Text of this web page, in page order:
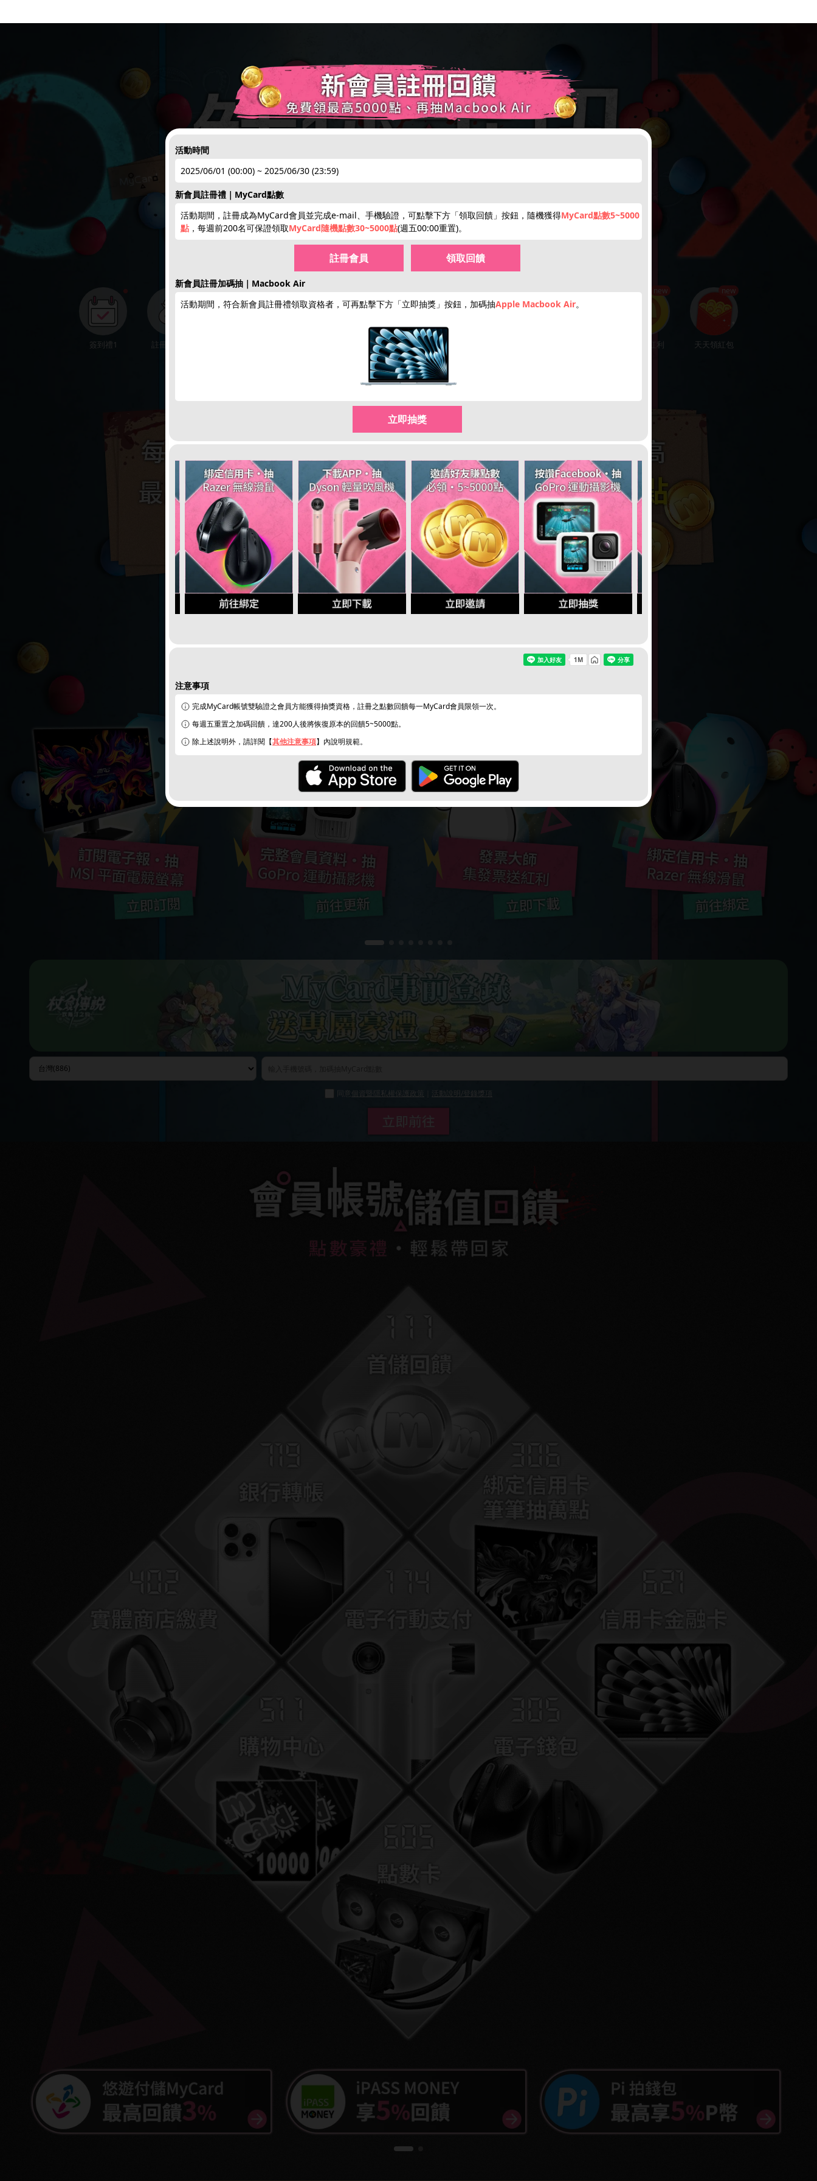
●
簽到禮1 註冊領點數
hot
點數補給
hot
回饋10%
hot new
賺200紅利
new
天天領紅包
同意 個資暨隱私權保護政策 活動說明/登錄獎項
活動時間
2025/06/01 (00:00) ~ 2025/06/30 (23:59)
新會員註冊禮｜MyCard點數
活動期間，註冊成為MyCard會員並完成e-mail、手機驗證，可點擊下方「領取回饋」按鈕，隨機獲得MyCard點數5~5000
點 ，每週前200名可保證領取MyCard隨機點數30~5000點(週五00:00重置)。
註冊會員 領取回饋
新會員註冊加碼抽｜Macbook Air
活動期間，符合新會員註冊禮領取資格者，可再點擊下方「立即抽獎」按鈕，加碼抽Apple Macbook Air。
立即抽獎
注意事項
完成MyCard帳號雙驗證之會員方能獲得抽獎資格，註冊之點數回饋每一MyCard會員限領一次。
每週五重置之加碼回饋，達200人後將恢復原本的回饋5~5000點。
除上述說明外，請詳閱【其他注意事項】內說明規範。